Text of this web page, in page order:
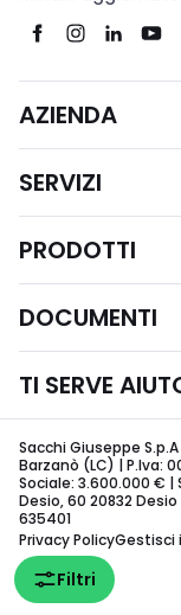
Filtri
AZIENDA
SERVIZI
PRODOTTI
DOCUMENTI
TI SERVE
Sacchi Giuseppe
Barzanò (LC) | P.Iva:
Sociale: 3.600.000 € |
Desio, 60 20832
635401
Privacy PolicyGestisci